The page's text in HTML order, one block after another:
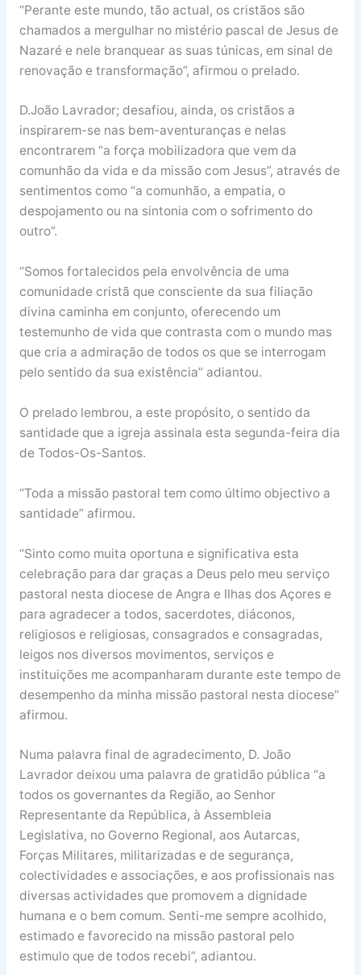
“Perante este mundo, tão actual, os cristãos são
chamados a mergulhar no mistério pascal de Jesus de
Nazaré e nele branquear as suas túnicas, em sinal de
renovação e transformação”, afirmou o prelado.
D.João Lavrador; desafiou, ainda, os cristãos a
inspirarem-se nas bem-aventuranças e nelas
encontrarem “a força mobilizadora que vem da
comunhão da vida e da missão com Jesus”, através de
sentimentos como “a comunhão, a empatia, o
despojamento ou na sintonia com o sofrimento do
outro”.
“Somos fortalecidos pela envolvência de uma
comunidade cristã que consciente da sua filiação
divina caminha em conjunto, oferecendo um
testemunho de vida que contrasta com o mundo mas
que cria a admiração de todos os que se interrogam
pelo sentido da sua existência” adiantou.
O prelado lembrou, a este propósito, o sentido da
santidade que a igreja assinala esta segunda-feira dia
de Todos-Os-Santos.
“Toda a missão pastoral tem como último objectivo a
santidade” afirmou.
“Sinto como muita oportuna e significativa esta
celebração para dar graças a Deus pelo meu serviço
pastoral nesta diocese de Angra e Ilhas dos Açores e
para agradecer a todos, sacerdotes, diáconos,
religiosos e religiosas, consagrados e consagradas,
leigos nos diversos movimentos, serviços e
instituições me acompanharam durante este tempo de
desempenho da minha missão pastoral nesta diocese”
afirmou.
Numa palavra final de agradecimento, D. João
Lavrador deixou uma palavra de gratidão pública “a
todos os governantes da Região, ao Senhor
Representante da República, à Assembleia
Legislativa, no Governo Regional, aos Autarcas,
Forças Militares, militarizadas e de segurança,
colectividades e associações, e aos profissionais nas
diversas actividades que promovem a dignidade
humana e o bem comum. Senti-me sempre acolhido,
estimado e favorecido na missão pastoral pelo
estimulo que de todos recebi”, adiantou.